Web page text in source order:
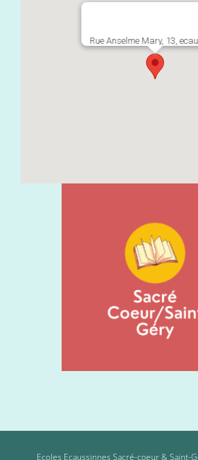
Rue Anselme Mary, 13,
Ecoles Ecaussinnes Sacré-coeur & Saint-